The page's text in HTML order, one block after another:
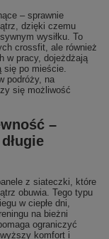
– sprawnie
dzięki czemu
wysiłku. To
crossfit, ale również
w pracy, dojeżdżają
się po mieście.
podróży, na
się możliwość
–
z siateczki, które
obuwia. Tego typu
w ciepłe dni,
na bieżni
ograniczyć
komfort i